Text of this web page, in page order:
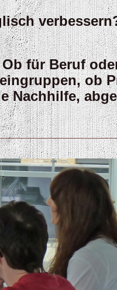
für Beruf
ob
Nachhilfe,